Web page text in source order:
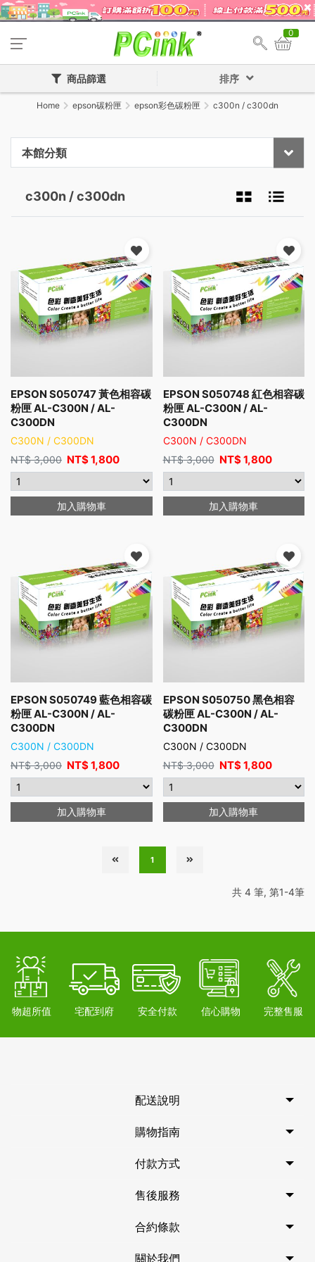
0
商品篩選 排序
Home epson碳粉匣 epson彩色碳粉匣 c300n / c300dn
本館分類
c300n / c300dn
EPSON S050747 黃色相容碳
粉匣 AL-C300N / AL-
C300DN
C300N / C300DN
NT$3,000 NT$1,800
加入購物車
EPSON S050748 紅色相容碳
粉匣 AL-C300N / AL-
C300DN
C300N / C300DN
NT$3,000 NT$1,800
加入購物車
EPSON S050749 藍色相容碳
粉匣 AL-C300N / AL-
C300DN
C300N / C300DN
NT$3,000 NT$1,800
加入購物車
EPSON S050750 黑色相容
碳粉匣 AL-C300N / AL-
C300DN
C300N / C300DN
NT$3,000 NT$1,800
加入購物車
1
共 4 筆, 第1-4筆
物超所值 宅配到府 安全付款 信心購物 完整售服
配送說明
購物指南
付款方式
售後服務
合約條款
關於我們